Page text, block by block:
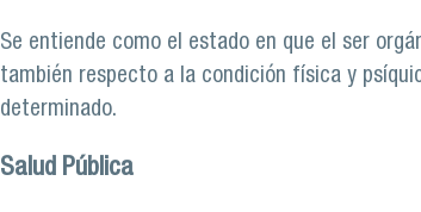
Se entiende como el estado en que el ser
también respecto a la condición física y
determinado.
Salud Pública